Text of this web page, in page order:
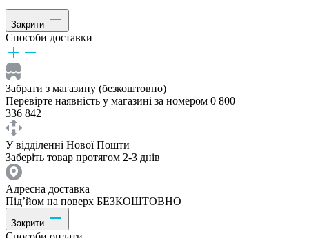
Закрити
Способи доставки
Забрати з магазину (безкоштовно)
Перевірте наявність у магазині за номером 0 800
336 842
У відділенні Нової Пошти
Заберіть товар протягом 2-3 днів
Адресна доставка
Під’йом на поверх БЕЗКОШТОВНО
Закрити